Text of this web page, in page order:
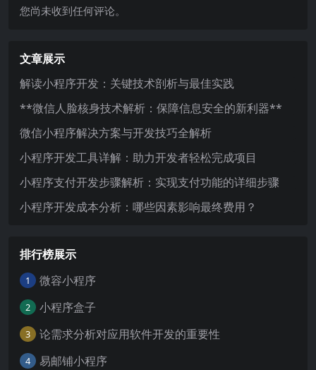
您尚未收到任何评论。
文章展示
解读小程序开发：关键技术剖析与最佳实践
**微信人脸核身技术解析：保障信息安全的新利器**
微信小程序解决方案与开发技巧全解析
小程序开发工具详解：助力开发者轻松完成项目
小程序支付开发步骤解析：实现支付功能的详细步骤
小程序开发成本分析：哪些因素影响最终费用？
排行榜展示
1 微容小程序
2 小程序盒子
3 论需求分析对应用软件开发的重要性
4 易邮铺小程序